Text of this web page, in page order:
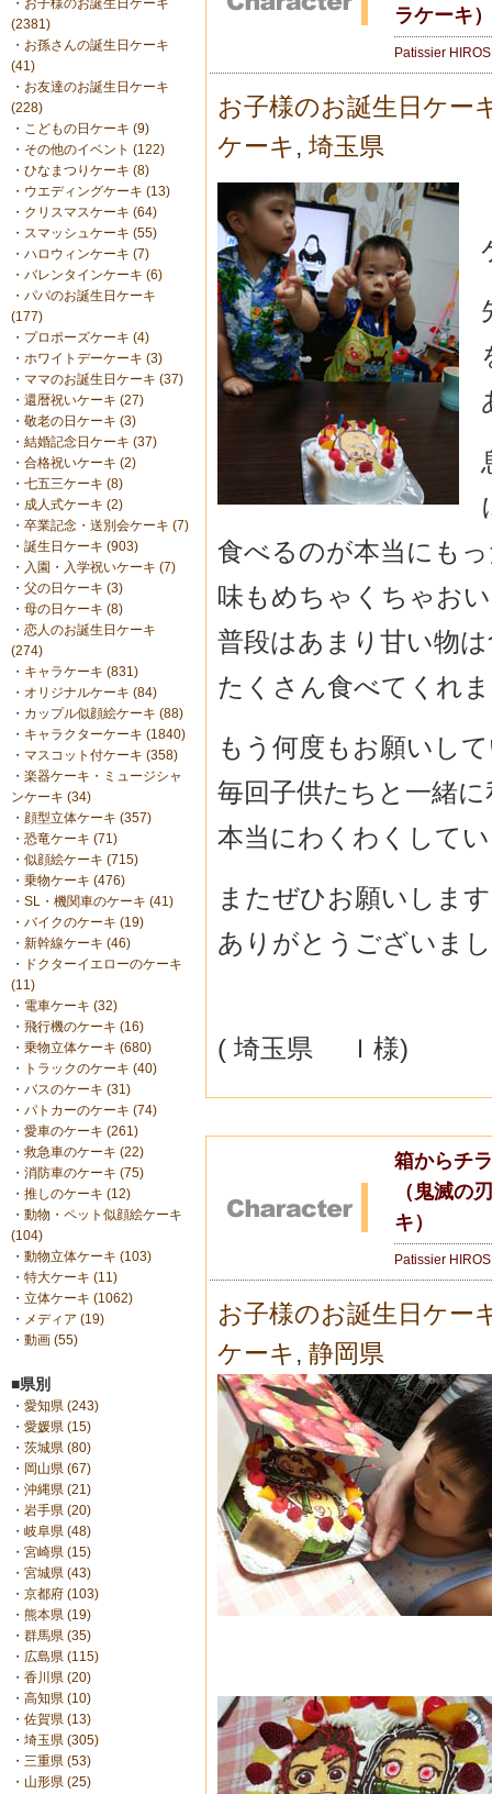
・ お子様のお誕生日ケーキ
(2381)
・ お孫さんの誕生日ケーキ
(41)
・ お友達のお誕生日ケーキ
(228)
・ こどもの日ケーキ (9)
・ その他のイベント (122)
・ ひなまつりケーキ (8)
・ ウエディングケーキ (13)
・ クリスマスケーキ (64)
・ スマッシュケーキ (55)
・ ハロウィンケーキ (7)
・ バレンタインケーキ (6)
・ パパのお誕生日ケーキ
(177)
・ プロポーズケーキ (4)
・ ホワイトデーケーキ (3)
・ ママのお誕生日ケーキ (37)
・ 還暦祝いケーキ (27)
・ 敬老の日ケーキ (3)
・ 結婚記念日ケーキ (37)
・ 合格祝いケーキ (2)
・ 七五三ケーキ (8)
・ 成人式ケーキ (2)
・ 卒業記念・送別会ケーキ (7)
・ 誕生日ケーキ (903)
・ 入園・入学祝いケーキ (7)
・ 父の日ケーキ (3)
・ 母の日ケーキ (8)
・ 恋人のお誕生日ケーキ
(274)
・ キャラケーキ (831)
・ オリジナルケーキ (84)
・ カップル似顔絵ケーキ (88)
・ キャラクターケーキ (1840)
・ マスコット付ケーキ (358)
・ 楽器ケーキ・ミュージシャ
ンケーキ (34)
・ 顔型立体ケーキ (357)
・ 恐竜ケーキ (71)
・ 似顔絵ケーキ (715)
・ 乗物ケーキ (476)
・ SL・機関車のケーキ (41)
・ バイクのケーキ (19)
・ 新幹線ケーキ (46)
・
ドクターイエローのケーキ
(11)
・ 電車ケーキ (32)
・ 飛行機のケーキ (16)
・ 乗物立体ケーキ (680)
・
トラックのケーキ (40)
・ バスのケーキ (31)
・ パトカーのケーキ (74)
・ 愛車のケーキ (261)
・ 救急車のケーキ (22)
・ 消防車のケーキ (75)
・ 推しのケーキ (12)
・ 動物・ペット似顔絵ケーキ
(104)
・ 動物立体ケーキ (103)
・ 特大ケーキ (11)
・ 立体ケーキ (1062)
・ メディア (19)
・ 動画 (55)
■県別
・ 愛知県 (243)
・ 愛媛県 (15)
・ 茨城県 (80)
・ 岡山県 (67)
・ 沖縄県 (21)
・ 岩手県 (20)
・ 岐阜県 (48)
・ 宮崎県 (15)
・ 宮城県 (43)
・ 京都府 (103)
・ 熊本県 (19)
・ 群馬県 (35)
・ 広島県 (115)
・ 香川県 (20)
・ 高知県 (10)
・ 佐賀県 (13)
・ 埼玉県 (305)
・ 三重県 (53)
・ 山形県 (25)
ラケーキ）
Patissier
お子様のお誕生日ケー
ケーキ , 埼玉県
食べるのが本当にも
味もめちゃくちゃお
普段はあまり甘い物
たくさん食べてくれ
もう何度もお願いし
毎回子供たちと一緒
本当にわくわくして
またぜひお願いしま
ありがとうございま
( 埼玉県 Ｉ様)
箱からチ
（鬼滅の
キ）
Patissier
お子様のお誕生日ケー
ケーキ , 静岡県